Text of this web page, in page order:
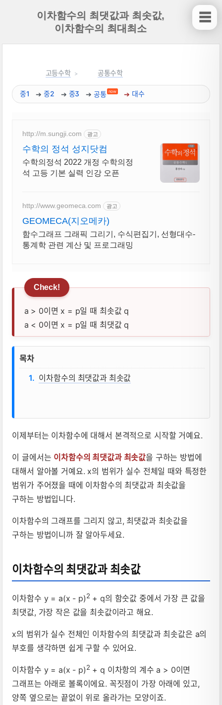
이차함수의 최댓값과 최솟값,
이차함수의 최대최소
고등수학 공통수학
중1 중2 중3 공통 now 대수
http://m.sungji.com 광고
수학의 정석 성지닷컴
수학의정석 2022 개정 수학의정
석 고등 기본 실력 인강 오픈
http://www.geomeca.com 광고
GEOMECA(지오메카)
함수그래프 그래픽 그리기, 수식편집기, 선형대수-
통계학 관련 계산 및 프로그래밍
a > 0이면 x = p일 때 최솟값 q
a < 0이면 x = p일 때 최댓값 q
이차함수의 최댓값과 최솟값, 이차함
목차
이차함수의 최댓값과 최솟값
이제부터는 이차함수에 대해서 본격적으로 시작할 거예요.
이 글에서는 이차함수의 최댓값과 최솟값을 구하는 방법에
대해서 알아볼 거예요. x의 범위가 실수 전체일 때와 특정한
범위가 주어졌을 때에 이차함수의 최댓값과 최솟값을
구하는 방법입니다.
이차함수의 그래프를 그리지 않고, 최댓값과 최솟값을
구하는 방법이니까 잘 알아두세요.
이차함수의 최댓값과 최솟값
이차함수 y = a(x - p)2 + q의 함숫값 중에서 가장 큰 값을
최댓값, 가장 작은 값을 최솟값이라고 해요.
x의 범위가 실수 전체인 이차함수의 최댓값과 최솟값은 a의
부호를 생각하면 쉽게 구할 수 있어요.
이차함수 y = a(x - p)2 + q 이차항의 계수 a > 0이면
그래프는 아래로 볼록이에요. 꼭짓점이 가장 아래에 있고,
양쪽 옆으로는 끝없이 위로 올라가는 모양이죠.
☰